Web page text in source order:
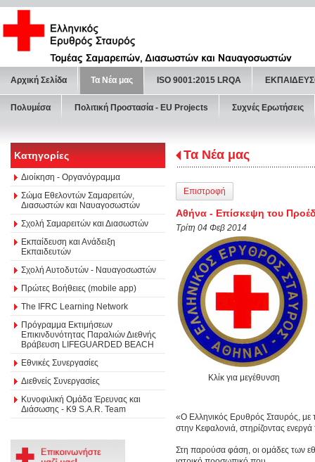
Αρχική Σελίδα Τα Νέα μας ISO 9001:2015 LRQA
Πολυμέσα Πολιτική Προστασία - ΕU Projects Συχνές Ερωτήσεις
Κατηγορίες
Διοίκηση - Οργανόγραμμα
Σώμα Εθελοντών Σαμαρειτών,
Διασωστών και Ναυαγοσωστών
Σχολή Σαμαρειτών και Διασωστών
Εκπαίδευση και Ανάδειξη
Εκπαιδευτών
Σχολή Αυτοδυτών - Ναυαγοσωστών
Πρώτες Βοήθειες (mobile app)
The IFRC Learning Network
Πρόγραμμα Εκτιμήσεων
Επικινδυνότητας Παραλιών Διεθνής
Βράβευση LIFEGUARDED BEACH
Εθνικές Συνεργασίες
Διεθνείς Συνεργασίες
Κυνοφιλική Ομάδα Έρευνας και
Διάσωσης - Κ9 S.A.R. Team
Τα Νέα μας
Επιστροφή
Αθήνα - Επίσκεψη του
Τρίτη 04 Φεβ 2014
Κλίκ για μεγέθυνση
«Ο Ελληνικός Ερυθρός Σταυρός, με
στην Κεφαλονιά, στηρίζοντας
Στη παρούσα φάση, οι ομάδες των